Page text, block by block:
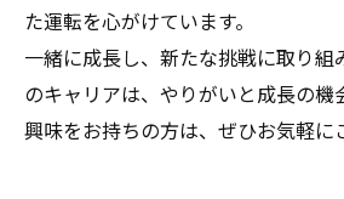
た運転を心がけています。
一緒に成長し、新たな挑戦に取り組
のキャリアは、やりがいと成長の機
興味をお持ちの方は、ぜひお気軽に